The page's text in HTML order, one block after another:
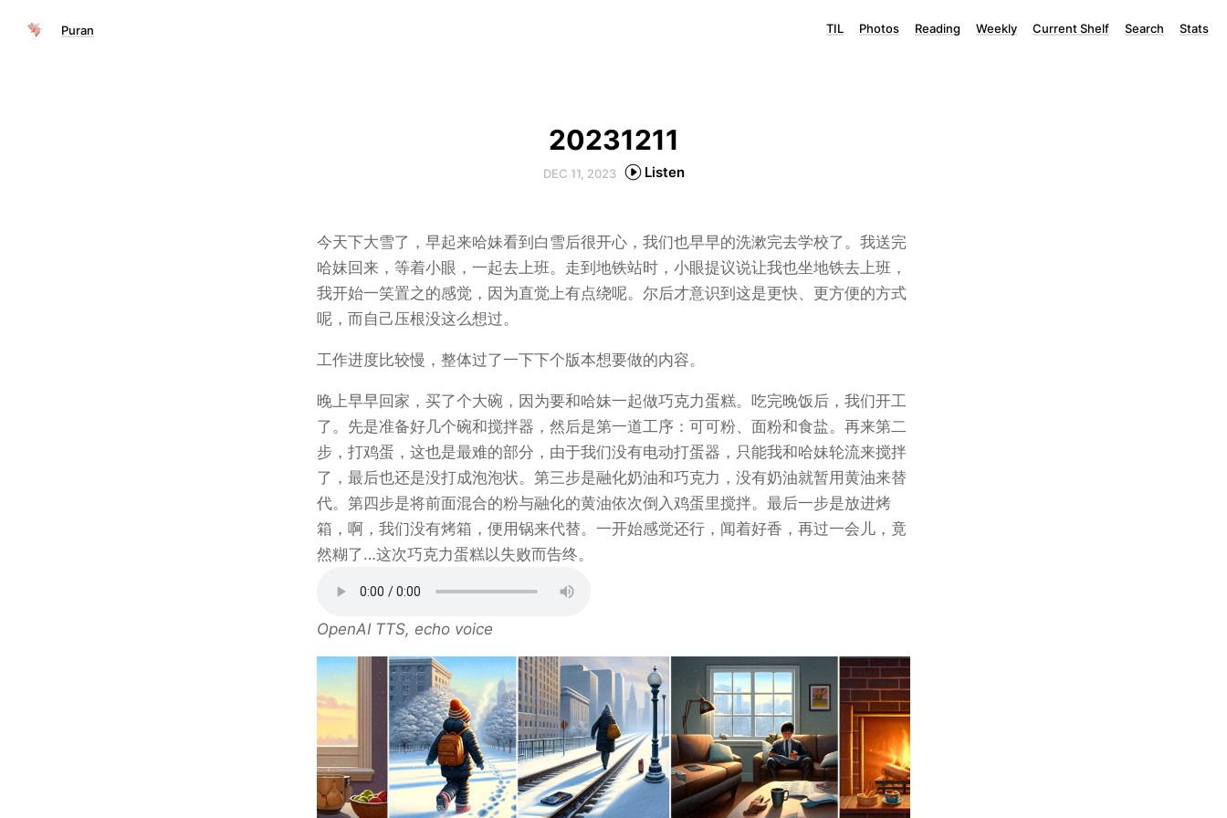
Puran TIL Photos Reading Weekly Current Shelf Search Stats
20231211
DEC 11, 2023 Listen
今天下大雪了，早起来哈妹看到白雪后很开心，我们也早早的洗漱完去学校了。我送完
哈妹回来，等着小眼，一起去上班。走到地铁站时，小眼提议说让我也坐地铁去上班，
我开始一笑置之的感觉，因为直觉上有点绕呢。尔后才意识到这是更快、更方便的方式
呢，而自己压根没这么想过。
工作进度比较慢，整体过了一下下个版本想要做的内容。
晚上早早回家，买了个大碗，因为要和哈妹一起做巧克力蛋糕。吃完晚饭后，我们开工
了。先是准备好几个碗和搅拌器，然后是第一道工序：可可粉、面粉和食盐。再来第二
步，打鸡蛋，这也是最难的部分，由于我们没有电动打蛋器，只能我和哈妹轮流来搅拌
了，最后也还是没打成泡泡状。第三步是融化奶油和巧克力，没有奶油就暂用黄油来替
代。第四步是将前面混合的粉与融化的黄油依次倒入鸡蛋里搅拌。最后一步是放进烤
箱，啊，我们没有烤箱，便用锅来代替。一开始感觉还行，闻着好香，再过一会儿，竟
然糊了…这次巧克力蛋糕以失败而告终。
OpenAI TTS, echo voice